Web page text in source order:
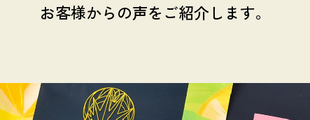
お客様からの声をご紹介します。